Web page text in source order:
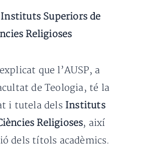
Instituts Superiors de
Religioses
que l’AUSP, a
de Teologia, té la
i tutela dels Instituts
Religioses, així
dels títols acadèmics.